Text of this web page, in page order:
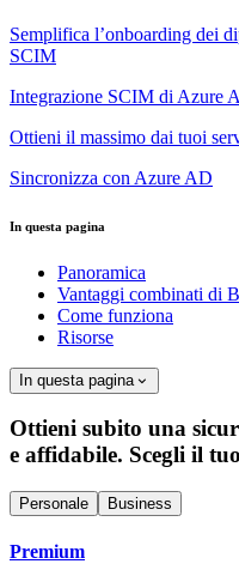
Semplifica l’onboarding dei
SCIM
Integrazione SCIM di Azure
Ottieni il massimo dai tuoi
Sincronizza con Azure AD
In questa pagina
Panoramica
Vantaggi combinati di
Come funziona
Risorse
In questa pagina
Ottieni subito una
e affidabile. Scegli il
Personale Business
Premium